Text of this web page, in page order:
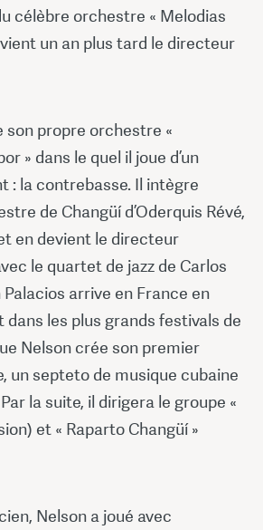
célèbre orchestre « Melodias
un an plus tard le directeur
son propre orchestre «
» dans le quel il joue d’un
: la contrebasse. Il intègre
de Changüí d’Oderquis Révé,
en devient le directeur
le quartet de jazz de Carlos
arrive en France en
dans les plus grands festivals de
Nelson crée son premier
un septeto de musique cubaine
la suite, il dirigera le groupe «
et « Raparto Changüí »
Nelson a joué avec